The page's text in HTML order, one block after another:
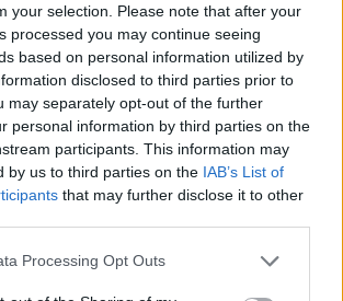
your selection. Please note that after your
processed you may continue seeing
based on personal information utilized by
disclosed to third parties prior to
may separately opt-out of the further
personal information by third parties on the
participants. This information may
by us to third parties on the IAB’s List of
that may further disclose it to other
Processing Opt Outs
paviršiai taps švarūs ir blizgūs.
plastikinė pakuotė netinka
buvo buitinės chemijos
dažai, skiediklis, tepalai ar pakuotė yra
medžiagomis, tokias atliekas
matmenų atliekų aikštelėse.
konteinerius! Išimtis –